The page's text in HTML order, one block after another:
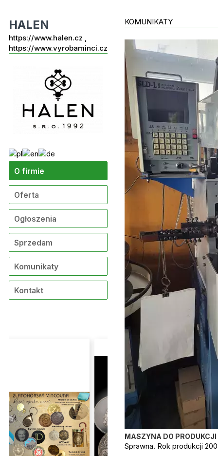
HALEN
https://www.halen.cz ,
https://www.vyrobaminci.cz
O firmie
Oferta
Ogłoszenia
Sprzedam
Komunikaty
Kontakt
KOMUNIKATY
MASZYNA DO PRODUKCJI
Sprawna. Rok produkcji